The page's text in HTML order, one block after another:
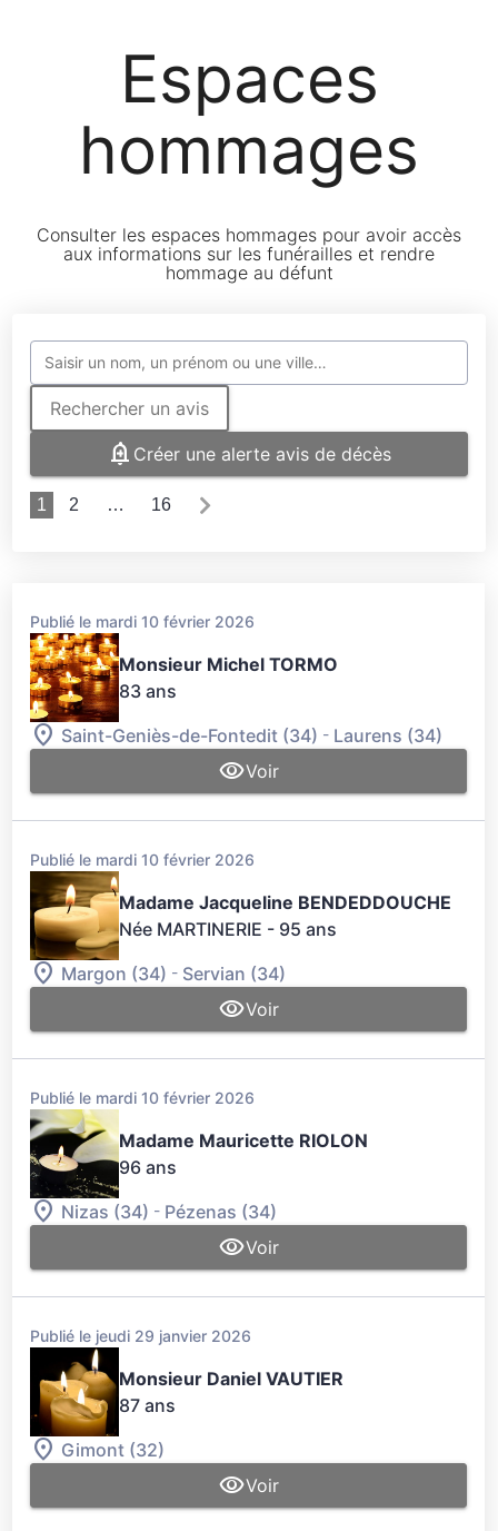
Espaces
hommages
Consulter les espaces hommages pour avoir accès
aux informations sur les funérailles et rendre
hommage au défunt
Rechercher un avis
Créer une alerte avis de décès
1 2 … 16
Publié le mardi 10 février 2026
Monsieur Michel TORMO
83 ans
Saint-Geniès-de-Fontedit (34) - Laurens (34)
Voir
Publié le mardi 10 février 2026
Madame Jacqueline BENDEDDOUCHE
Née MARTINERIE - 95 ans
Margon (34) - Servian (34)
Voir
Publié le mardi 10 février 2026
Madame Mauricette RIOLON
96 ans
Nizas (34) - Pézenas (34)
Voir
Publié le jeudi 29 janvier 2026
Monsieur Daniel VAUTIER
87 ans
Gimont (32)
Voir